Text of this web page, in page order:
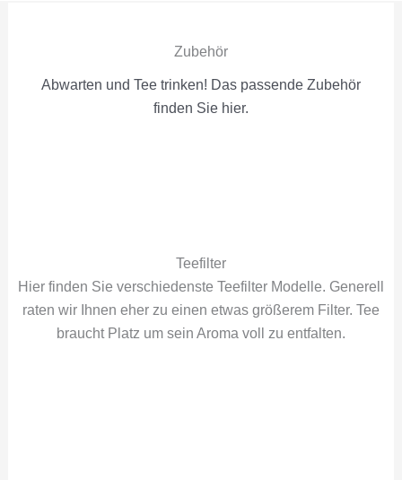
Zubehör
Abwarten und Tee trinken! Das passende Zubehör
finden Sie hier.
Teefilter
Hier finden Sie verschiedenste Teefilter Modelle. Generell
raten wir Ihnen eher zu einen etwas größerem Filter. Tee
braucht Platz um sein Aroma voll zu entfalten.